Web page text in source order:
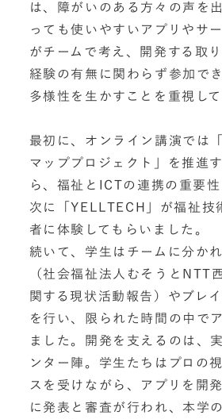
は、障がいのある方々の声を
っても使いやすいアプリやサ
がチームで考え、開発する取
経験の有無に関わらず参加で
多様性を生かすことを重視して
最初に、オンライン講演では
マッププロジェクト」を推進
ら、福祉とICTの連携の重要性
次に「YELLTECH」が福祉技
者に体験してもらいました。
続いて、学生はチームに分か
（社会福祉法人むそうとNTT
関する現状活動報告）やブレ
を行い、限られた時間の中で
ました。開発を支えるのは、
ンター陣。学生たちはプロの
スを受けながら、アプリを開
に発表と審査が行われ、本学